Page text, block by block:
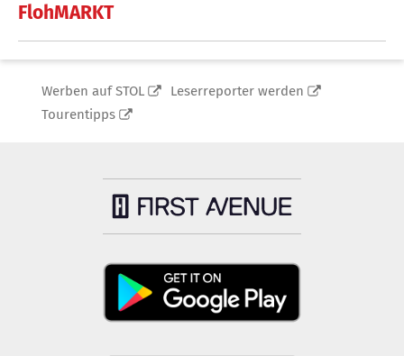
FlohMARKT
Werben auf STOL
Leserreporter werden
Tourentipps